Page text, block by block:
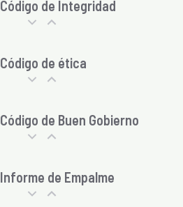
Código de Integridad
Código de ética
Código de Buen Gobierno
Informe de Empalme